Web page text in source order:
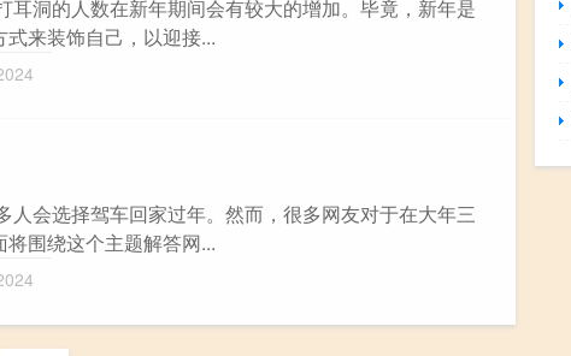
耳洞的人数在新年期间会有较大的增加。毕竟，新年是
来装饰自己，以迎接...
人会选择驾车回家过年。然而，很多网友对于在大年三
围绕这个主题解答网...